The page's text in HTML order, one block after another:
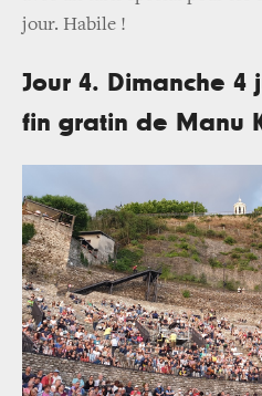
jour. Habile !
Jour 4. Dimanche 4
fin gratin de Manu